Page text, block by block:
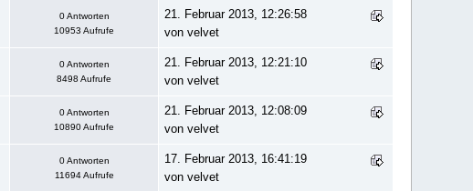
0 Antworten
10953 Aufrufe
21. Februar 2013, 12:26:58
von velvet
0 Antworten
8498 Aufrufe
21. Februar 2013, 12:21:10
von velvet
0 Antworten
10890 Aufrufe
21. Februar 2013, 12:08:09
von velvet
0 Antworten
11694 Aufrufe
17. Februar 2013, 16:41:19
von velvet